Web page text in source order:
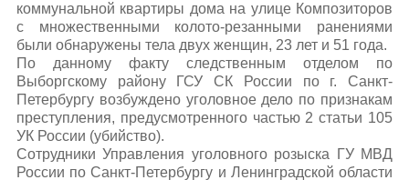
коммунальной квартиры дома на улице Композиторов
с множественными колото-резанными ранениями
были обнаружены тела двух женщин, 23 лет и 51 года.
По данному факту следственным отделом по
Выборгскому району ГСУ СК России по г. Санкт-
Петербургу возбуждено уголовное дело по признакам
преступления, предусмотренного частью 2 статьи 105
УК России (убийство).
Сотрудники Управления уголовного розыска ГУ МВД
России по Санкт-Петербургу и Ленинградской области